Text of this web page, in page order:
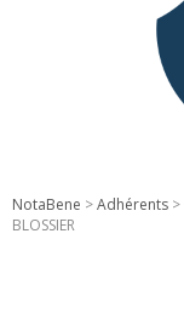
NotaBene >Adhérents >
BLOSSIER